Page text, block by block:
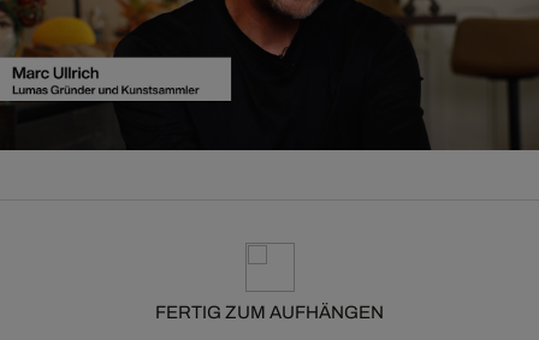
FERTIG ZUM AUFHÄNGEN